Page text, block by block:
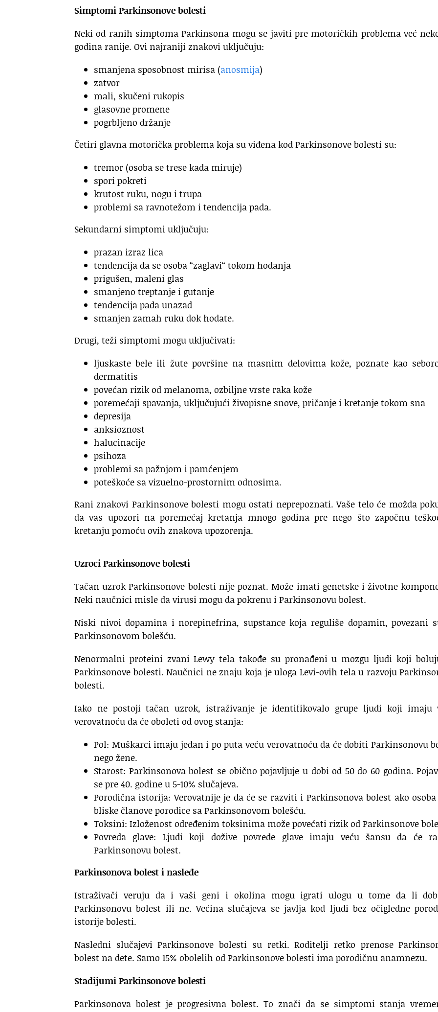
Simptomi Parkinsonove bolesti
Neki od ranih simptoma Parkinsona mogu se javiti pre motoričkih problema već
godina ranije. Ovi najraniji znakovi uključuju:
smanjena sposobnost mirisa (anosmija)
zatvor
mali, skučeni rukopis
glasovne promene
pogrbljeno držanje
Četiri glavna motorička problema koja su viđena kod Parkinsonove bolesti su:
tremor (osoba se trese kada miruje)
spori pokreti
krutost ruku, nogu i trupa
problemi sa ravnotežom i tendencija pada.
Sekundarni simptomi uključuju:
prazan izraz lica
tendencija da se osoba “zaglavi“ tokom hodanja
prigušen, maleni glas
smanjeno treptanje i gutanje
tendencija pada unazad
smanjen zamah ruku dok hodate.
Drugi, teži simptomi mogu uključivati:
ljuskaste bele ili žute površine na masnim delovima kože, poznate kao
dermatitis
povećan rizik od melanoma, ozbiljne vrste raka kože
poremećaji spavanja, uključujući živopisne snove, pričanje i kretanje tokom sna
depresija
anksioznost
halucinacije
psihoza
problemi sa pažnjom i pamćenjem
poteškoće sa vizuelno-prostornim odnosima.
Rani znakovi Parkinsonove bolesti mogu ostati neprepoznati. Vaše telo će možda
da vas upozori na poremećaj kretanja mnogo godina pre nego što započnu
kretanju pomoću ovih znakova upozorenja.
Uzroci Parkinsonove bolesti
Tačan uzrok Parkinsonove bolesti nije poznat. Može imati genetske i životne
Neki naučnici misle da virusi mogu da pokrenu i Parkinsonovu bolest.
Niski nivoi dopamina i norepinefrina, supstance koja reguliše dopamin, povezani
Parkinsonovom bolešću.
Nenormalni proteini zvani Lewy tela takođe su pronađeni u mozgu ljudi koji
Parkinsonove bolesti. Naučnici ne znaju koja je uloga Levi-ovih tela u razvoju
bolesti.
Iako ne postoji tačan uzrok, istraživanje je identifikovalo grupe ljudi koji imaju
verovatnoću da će oboleti od ovog stanja:
Pol: Muškarci imaju jedan i po puta veću verovatnoću da će dobiti Parkinsonovu
nego žene.
Starost: Parkinsonova bolest se obično pojavljuje u dobi od 50 do 60 godina.
se pre 40. godine u 5-10% slučajeva.
Porodična istorija: Verovatnije je da će se razviti i Parkinsonova bolest ako
bliske članove porodice sa Parkinsonovom bolešću.
Toksini: Izloženost određenim toksinima može povećati rizik od Parkinsonove
Povreda glave: Ljudi koji dožive povrede glave imaju veću šansu da će
Parkinsonovu bolest.
Parkinsonova bolest i nasleđe
Istraživači veruju da i vaši geni i okolina mogu igrati ulogu u tome da li
Parkinsonovu bolest ili ne. Većina slučajeva se javlja kod ljudi bez očigledne
istorije bolesti.
Nasledni slučajevi Parkinsonove bolesti su retki. Roditelji retko prenose
bolest na dete. Samo 15% obolelih od Parkinsonove bolesti ima porodičnu anamnezu.
Stadijumi Parkinsonove bolesti
Parkinsonova bolest je progresivna bolest. To znači da se simptomi stanja